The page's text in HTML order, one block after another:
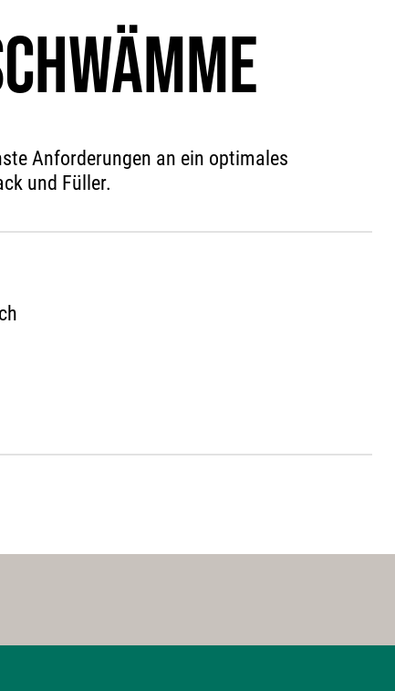
Anforderungen an ein optimales
und Füller.